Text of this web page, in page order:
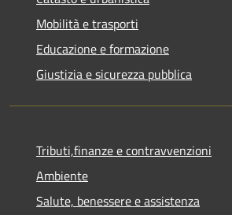
Mobilità e trasporti
Educazione e formazione
Giustizia e sicurezza pubblica
Tributi,finanze e contravvenzioni
Ambiente
Salute, benessere e assistenza